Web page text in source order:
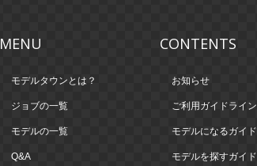
MENU
モデルタウンとは？
ジョブの一覧
モデルの一覧
Q&A
CONTENTS
お知らせ
ご利用ガイドライン
モデルになるガイド
モデルを探すガイド